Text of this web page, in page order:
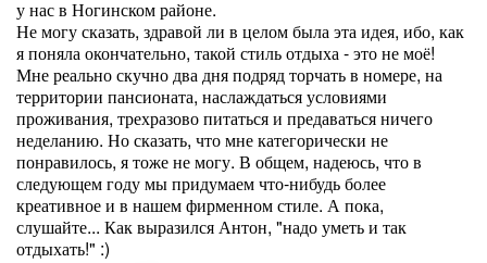
у нас в Ногинском районе.
Не могу сказать, здравой ли в целом была эта идея, ибо, как
я поняла окончательно, такой стиль отдыха - это не моё!
Мне реально скучно два дня подряд торчать в номере, на
территории пансионата, наслаждаться условиями
проживания, трехразово питаться и предаваться ничего
неделанию. Но сказать, что мне категорически не
понравилось, я тоже не могу. В общем, надеюсь, что в
следующем году мы придумаем что-нибудь более
креативное и в нашем фирменном стиле. А пока,
слушайте... Как выразился Антон, "надо уметь и так
отдыхать!" :)